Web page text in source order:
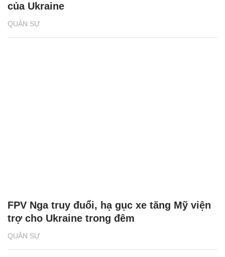
QUÂN SỰ
của Ukraine
QUÂN SỰ
FPV Nga truy đuổi, hạ gục xe tăng Mỹ viện
trợ cho Ukraine trong đêm